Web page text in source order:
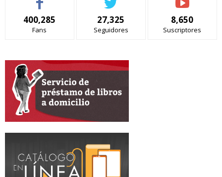
400,285
Fans
27,325
Seguidores
8,650
Suscriptores